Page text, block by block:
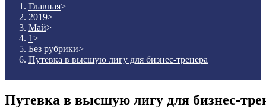
Главная>
2019>
Май>
1>
Без рубрики>
Путевка в высшую лигу для бизнес-тренера
Путевка в высшую лигу для бизнес-